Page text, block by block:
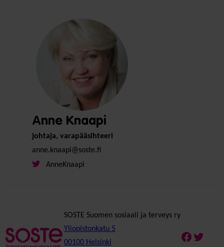
Anne Knaapi
johtaja, varapääsihteeri
anne.knaapi@soste.fi
AnneKnaapi
SOSTE Suomen sosiaali ja terveys ry
Yliopistonkatu 5
00100 Helsinki